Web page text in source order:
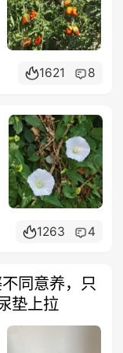
1621 8
1263 4
同意养，只
垫上拉